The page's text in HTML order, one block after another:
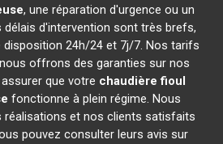
, une réparation d'urgence ou un
délais d'intervention sont très brefs,
24h/24 et 7j/7. Nos tarifs
offrons des garanties sur nos
que votre chaudière fioul
fonctionne à plein régime. Nous
réalisations et nos clients satisfaits
pouvez consulter leurs avis sur